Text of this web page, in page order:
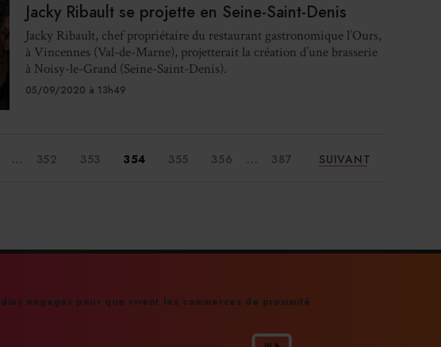
Jacky Ribault se projette en Seine-Saint-Denis
Jacky Ribault, chef propriétaire du restaurant gastronomique l’Ours,
à Vincennes (Val-de-Marne), projetterait la création d’une brasserie
à Noisy-le-Grand (Seine-Saint-Denis).
05/09/2020 à 13h49
... 352 353 354 355 356 ... 387 SUIVANT
engagés pour que vivent les commerces de proximité